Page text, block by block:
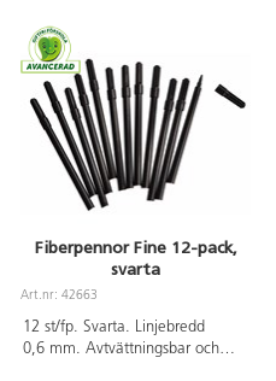
i upp till två veckor utan att torka
ut. Bläcket kan tvättas bort från
kläder, men skydda alltid
underlag och textilier vid
användande. Linjebredd 1,2 mm.
Längd 135 mm. ø 11 mm. CE-
märkta. PVC-fri. Från 3 år.
Fiberpennor Fine 12-pack,
svarta
Art.nr: 42663
12 st/fp. Svarta. Linjebredd
0,6 mm. Avtvättningsbar och